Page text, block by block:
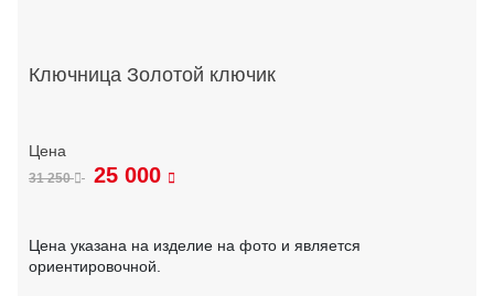
Ключница Золотой ключик
31 250 25 000
Цена указана на изделие на фото и является
ориентировочной.